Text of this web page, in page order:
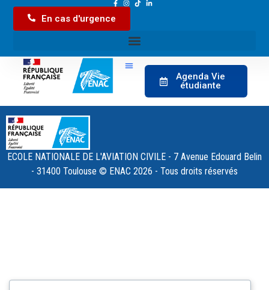
En cas d'urgence
Agenda Vie
étudiante
ECOLE NATIONALE DE L'AVIATION CIVILE - 7 Avenue Edouard Belin
- 31400 Toulouse © ENAC 2026 - Tous droits réservés